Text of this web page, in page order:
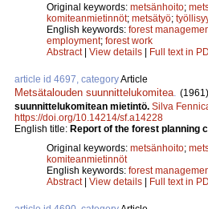
Original keywords: metsänhoito;
komiteanmietinnöt; metsätyö;
English keywords: forest
employment; forest work
Abstract| View details | Full text in
article id 4697, categoryArticle
Metsätalouden suunnittelukomitea (1961).
suunnittelukomitean mietintö. Silva
https://doi.org/10.14214/sf.a14228
English title: Report of the forest planning
Original keywords: metsänhoito;
komiteanmietinnöt
English keywords: forest
Abstract| View details | Full text in